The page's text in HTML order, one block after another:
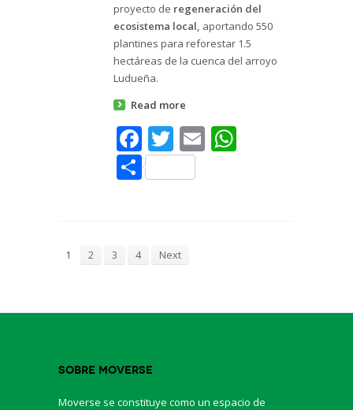
proyecto de regeneración del
ecosistema local, aportando 550
plantines para reforestar 1.5
hectáreas de la cuenca del arroyo
Ludueña.
Read more
Facebook
Twitter
Email
Share
1 2 3 4 Next
Sobre Moverse
Moverse se constituye como un espacio de